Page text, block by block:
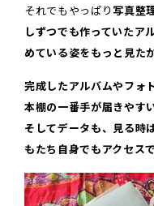
それでもやっぱり 写真整
しずつでも作っていたア
めている姿をもっと見た
完成したアルバムやフォ
本棚の一番手が届きやす
そしてデータも、見る時
もたち自身でもアクセス